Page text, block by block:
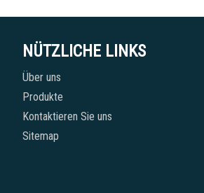
NÜTZLICHE LINKS
Über uns
Produkte
Kontaktieren Sie uns
Sitemap